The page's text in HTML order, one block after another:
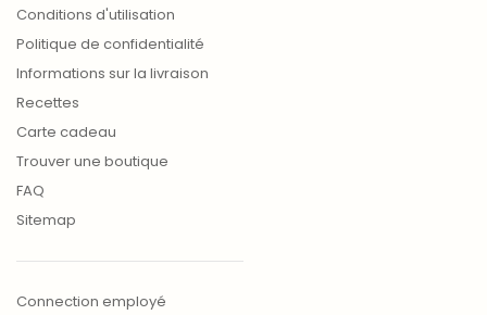
Conditions d'utilisation
Politique de confidentialité
Informations sur la livraison
Recettes
Carte cadeau
Trouver une boutique
FAQ
Sitemap
Connection employé